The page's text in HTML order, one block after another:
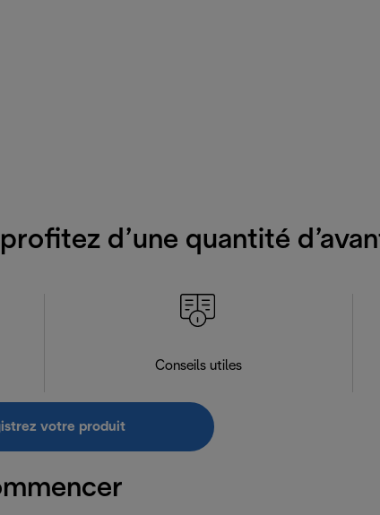
d’une quantité
Conseils utiles
votre produit